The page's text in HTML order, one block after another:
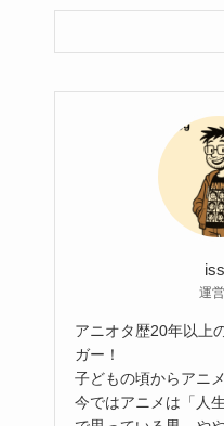
運
アニオタ歴20年以上
ガー！
子どもの頃からアニ
今ではアニメは「人